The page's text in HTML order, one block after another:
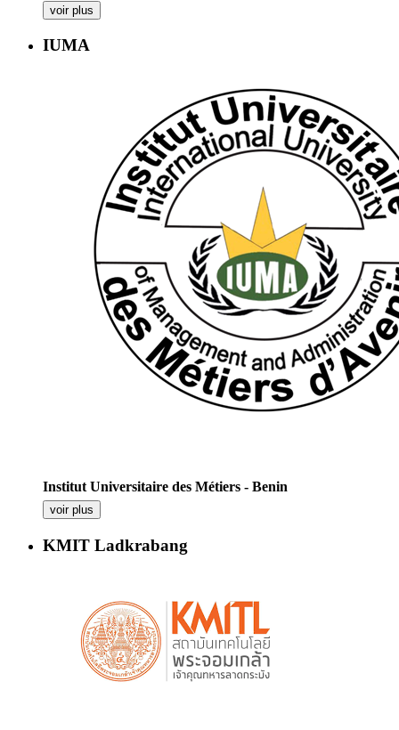
voir plus
IUMA
Institut Universitaire des Métiers - Benin
voir plus
KMIT Ladkrabang